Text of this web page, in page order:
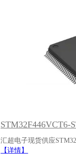
STM32F446VCT6-
汇超电子现货供应
【详情】